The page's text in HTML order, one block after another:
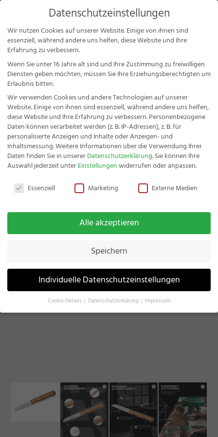
Startseite/Messer-Serien/Klassiker/ Fachwerk
Gemüsemesser Buche
Fachwerk Gemüsemesser
5,87€ + HINZUFÜGEN
Datenschutzeinstellungen
Wir nutzen Cookies auf unserer Website. Einige von ihnen sind
essenziell, während andere uns helfen, diese Website und Ihre
Erfahrung zu verbessern.
Wenn Sie unter 16 Jahre alt sind und Ihre Zustimmung zu freiwilligen
Diensten geben möchten, müssen Sie Ihre Erziehungsberechtigten um
Erlaubnis bitten.
Wir verwenden Cookies und andere Technologien auf unserer
Website. Einige von ihnen sind essenziell, während andere uns helfen,
diese Website und Ihre Erfahrung zu verbessern. Personenbezogene
Daten können verarbeitet werden (z. B. IP-Adressen), z. B. für
personalisierte Anzeigen und Inhalte oder Anzeigen- und
Inhaltsmessung.Weitere Informationen über die Verwendung Ihrer
Daten finden Sie in unserer Datenschutzerklärung. Sie können Ihre
Auswahl jederzeit unter Einstellungen widerrufen oder anpassen.
Datenschutzeinstellungen
Essenziell Marketing Externe Medien
Alle akzeptieren
Speichern
Individuelle Datenschutzeinstellungen
Cookie-Details Datenschutzerklärung Impressum
Datenschutzeinstellungen
diese Website und Ihre Erfahrung zu verbessern.Personenbezogene
Daten können verarbeitet werden (z. B. IP-Adressen), z. B. für
personalisierte Anzeigen und Inhalte oder Anzeigen- und
Inhaltsmessung.
Weitere Informationen über die Verwendung Ihrer
Daten finden Sie in unserer
Datenschutzerklärung.
Hier finden Sie eine Übersicht über alle verwendeten Cookies. Sie